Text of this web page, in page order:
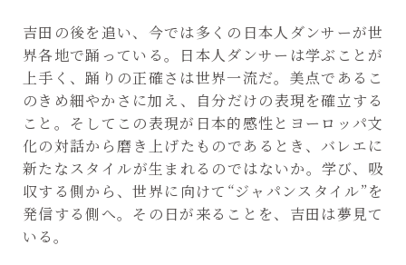
吉田の後を追い、今では多くの日本人ダンサーが世
界各地で踊っている。日本人ダンサーは学ぶことが
上手く、踊りの正確さは世界一流だ。美点であるこ
のきめ細やかさに加え、自分だけの表現を確立する
こと。そしてこの表現が日本的感性とヨーロッパ文
化の対話から磨き上げたものであるとき、バレエに
新たなスタイルが生まれるのではないか。学び、吸
収する側から、世界に向けて“ジャパンスタイル”を
発信する側へ。その日が来ることを、吉田は夢見て
いる。